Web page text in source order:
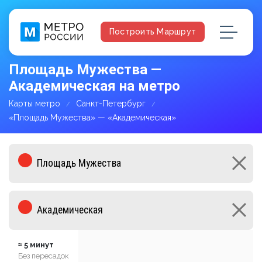
Построить Маршрут
Площадь Мужества —
Академическая на метро
Карты метро
Санкт-Петербург
«Площадь Мужества» — «Академическая»
≈ 5 минут
Без пересадок